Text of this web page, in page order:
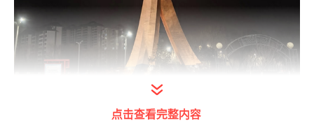
点击查看完整内容